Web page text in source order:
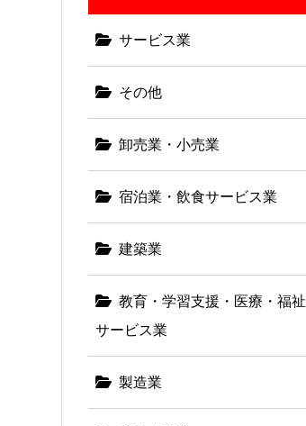
サービス業
その他
卸売業・小売業
宿泊業・飲食サービス業
建築業
教育・学習支援・医療・福祉
サービス業
製造業